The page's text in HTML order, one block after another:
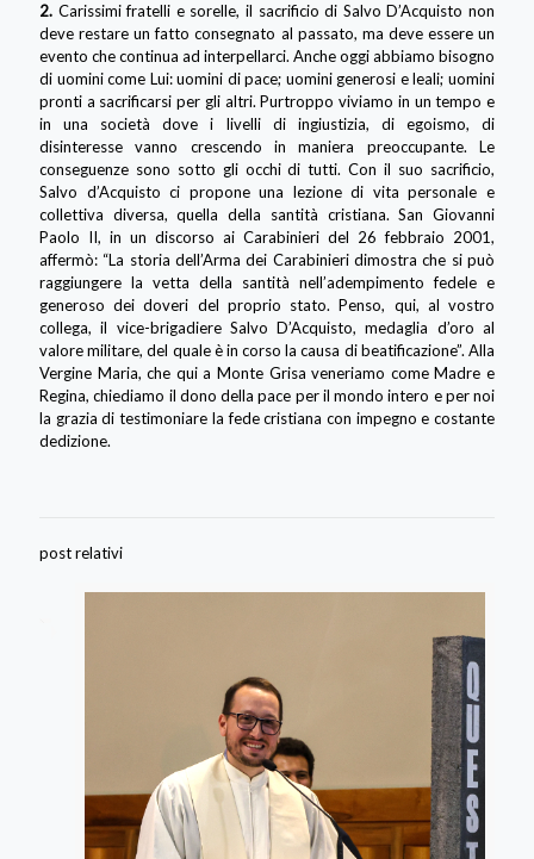
2. Carissimi fratelli e sorelle, il sacrificio di Salvo D’Acquisto non
deve restare un fatto consegnato al passato, ma deve essere un
evento che continua ad interpellarci. Anche oggi abbiamo bisogno
di uomini come Lui: uomini di pace; uomini generosi e leali; uomini
pronti a sacrificarsi per gli altri. Purtroppo viviamo in un tempo e
in una società dove i livelli di ingiustizia, di egoismo, di
disinteresse vanno crescendo in maniera preoccupante. Le
conseguenze sono sotto gli occhi di tutti. Con il suo sacrificio,
Salvo d’Acquisto ci propone una lezione di vita personale e
collettiva diversa, quella della santità cristiana. San Giovanni
Paolo II, in un discorso ai Carabinieri del 26 febbraio 2001,
affermò: “La storia dell’Arma dei Carabinieri dimostra che si può
raggiungere la vetta della santità nell’adempimento fedele e
generoso dei doveri del proprio stato. Penso, qui, al vostro
collega, il vice-brigadiere Salvo D’Acquisto, medaglia d’oro al
valore militare, del quale è in corso la causa di beatificazione”. Alla
Vergine Maria, che qui a Monte Grisa veneriamo come Madre e
Regina, chiediamo il dono della pace per il mondo intero e per noi
la grazia di testimoniare la fede cristiana con impegno e costante
dedizione.
post relativi